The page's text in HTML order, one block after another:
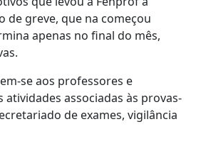
de greve, que na começou
apenas no final do mês,
se aos professores e
associadas às provas-
de exames, vigilância